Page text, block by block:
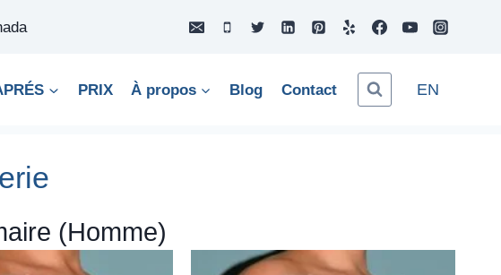
PRIX À propos Blog Contact EN
(Homme)